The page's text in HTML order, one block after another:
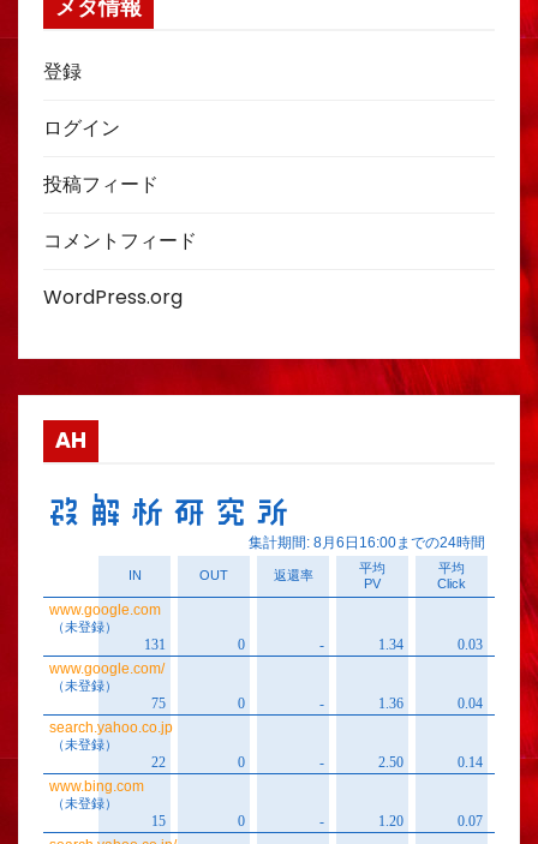
メタ情報
登録
ログイン
投稿フィード
コメントフィード
WordPress.org
AH